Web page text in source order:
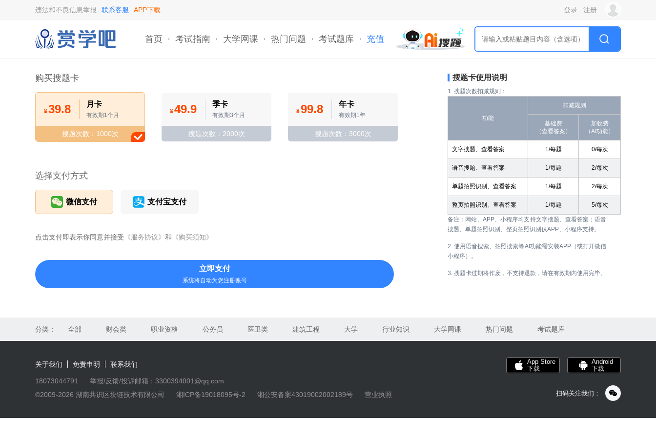
违法和不良信息举报 联系客服 APP下载 登录 注册
首页 · 考试指南 · 大学网课 · 热门问题 · 考试题库 · 充值
购买搜题卡
¥39.8 月卡
有效期1个月
搜题次数：1000次
¥49.9 季卡
有效期3个月
搜题次数：2000次
¥99.8 年卡
有效期1年
搜题次数：3000次
选择支付方式
微信支付 支付宝支付
点击支付即表示你同意并接受 《服务协议》 和 《购买须知》
立即支付
系统将自动为您注册账号
搜题卡使用说明
1. 搜题次数扣减规则：
功能
扣减规则
基础费
（查看答案）
加收费
（AI功能）
文字搜题、查看答案 1/每题 0/每次
语音搜题、查看答案 1/每题 2/每次
单题拍照识别、查看答案 1/每题 2/每次
整页拍照识别、查看答案 1/每题 5/每次
备注：网站、APP、小程序均支持文字搜题、查看答案；语音
搜题、单题拍照识别、整页拍照识别仅APP、小程序支持。
2. 使用语音搜索、拍照搜索等AI功能需安装APP（或打开微信
小程序）。
3. 搜题卡过期将作废，不支持退款，请在有效期内使用完毕。
分类： 全部 财会类 职业资格 公务员 医卫类 建筑工程 大学 行业知识 大学网课 热门问题 考试题库
关于我们 免责申明 联系我们
18073044791
举报/反馈/投诉邮箱：3300394001@qq.com
©2009-2026 湖南共识区块链技术有限公司
湘ICP备19018095号-2 湘公安备案43019002002189号 营业执照
App Store
下载
Android
下载
扫码关注我们：